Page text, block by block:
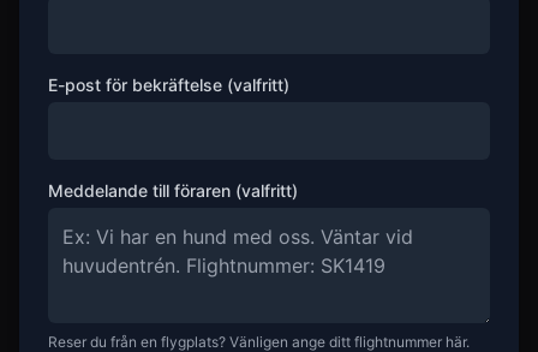
E-post för bekräftelse (valfritt)
Meddelande till föraren (valfritt)
Reser du från en flygplats? Vänligen ange ditt flightnummer här.